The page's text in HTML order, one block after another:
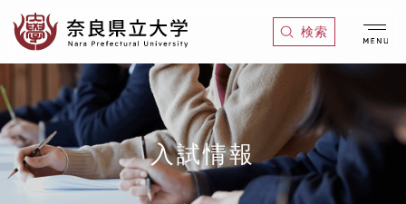
ロ
ー
バ
ル
ナ
ビ
文
へ
ー
カ
ル
ナ
ビ
ゲ
ッ
タ
ー
へ
検索
入試情報